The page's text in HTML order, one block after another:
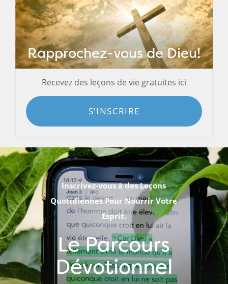
Rapprochez-vous de Dieu!
Recevez des leçons de vie gratuites ici
S'INSCRIRE
Inscrivez-vous à des Leçons
Quotidiennes Pour Nourrir Votre
Esprit.
Le Parcours
Dévotionnel